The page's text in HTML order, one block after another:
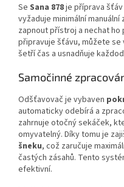
Se Sana 878je příprava
vyžaduje minimální
zapnout přístroj a nechat
připravuje šťávu, můžete se
šetří čas a usnadňuje
Samočinné
Odšťavovač je vybaven
automaticky odebírá a
zahrnuje otočný sekáček,
omyvatelný. Díky tomu je
šneku, což zaručuje
častých zásahů. Tento
efektivní.